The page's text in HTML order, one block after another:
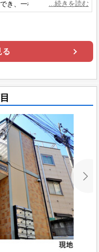
き、一棟マンション保有
可能な物件です。
る